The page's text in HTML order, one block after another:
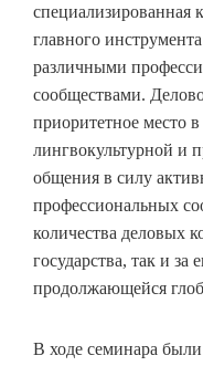
специализированная
главного
различными
сообществами.
приоритетное место
лингвокультурной и
общения в силу
профессиональных
количества деловых
государства, так и за
продолжающейся
В ходе семинара